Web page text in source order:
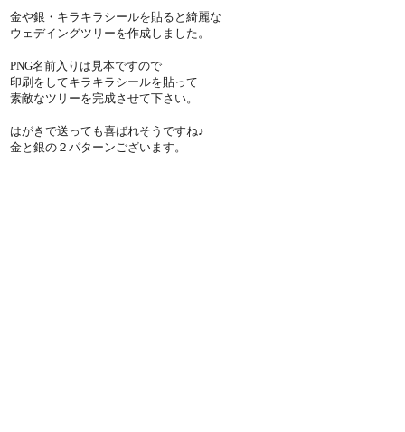
金や銀・キラキラシールを貼ると綺麗な
ウェデイングツリーを作成しました。
PNG名前入りは見本ですので
印刷をしてキラキラシールを貼って
素敵なツリーを完成させて下さい。
はがきで送っても喜ばれそうですね♪
金と銀の２パターンございます。